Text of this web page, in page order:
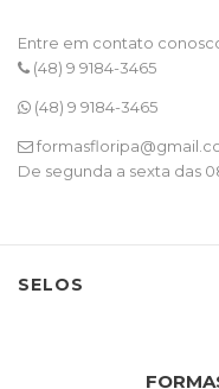
Entre em contato
(48) 9 9184-3465
(48) 9 9184-3465
De segunda a sexta das
SELOS